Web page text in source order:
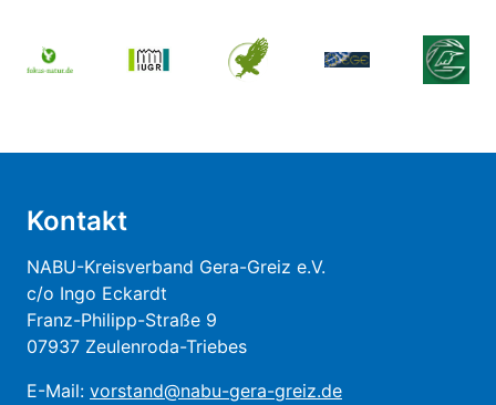
Kontakt
NABU-Kreisverband Gera-Greiz e.V.
c/o Ingo Eckardt
Franz-Philipp-Straße 9
07937 Zeulenroda-Triebes
E-Mail: vorstand@nabu-gera-greiz.de